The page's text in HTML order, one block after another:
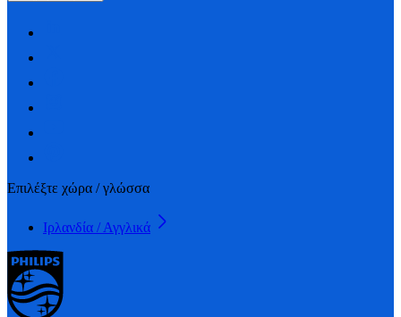
Επιλέξτε χώρα / γλώσσα
Ιρλανδία / Αγγλικά